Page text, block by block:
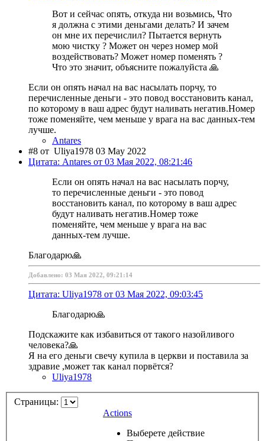
Вот и сейчас опять, откуда ни возьмись, Что
я должна с этими деньгами делать? И зачем
он мне их перечислил? Пытается вернуть
мою чистку ? Может он через номер мой
воздействовать? Может номер поменять ?
Что это значит, объясните пожалуйста 🙏
Если он опять начал на вас насылать порчу, то
перечисленные деньги - это повод восстановить канал,
по которому в ваш адрес будут наливать негатив.Номер
тоже поменяйте, чем меньше у врага на вас данных-тем
лучше.
Antares
#8 от Uliya1978 03 May 2022
Цитата: Antares от 03 Мая 2022, 08:21:46
Если он опять начал на вас насылать порчу,
то перечисленные деньги - это повод
восстановить канал, по которому в ваш адрес
будут наливать негатив.Номер тоже
поменяйте, чем меньше у врага на вас
данных-тем лучше.
Благодарю🙏
Добавлено: 03 Мая 2022, 09:21:14
Цитата: Uliya1978 от 03 Мая 2022, 09:03:45
Благодарю🙏
Подскажите как избавиться от такого назойливого
человека?🙏
Я на его деньги свечу купила в церкви и поставила за
здравие ,может так канал порвётся?
Uliya1978
Страницы:
Actions
Выберете действие